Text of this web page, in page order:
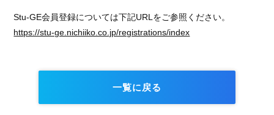
Stu-GE会員登録については下記URLをご参照ください。
https://stu-ge.nichiiko.co.jp/registrations/index
一覧に戻る